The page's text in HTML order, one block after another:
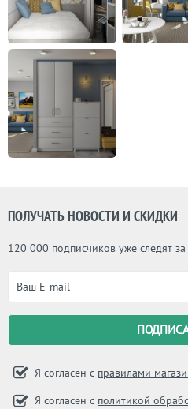
ПОЛУЧАТЬ НОВОСТИ И СКИДКИ
120 000 подписчиков уже следят
Я согласен с правилами
Я согласен с политикой